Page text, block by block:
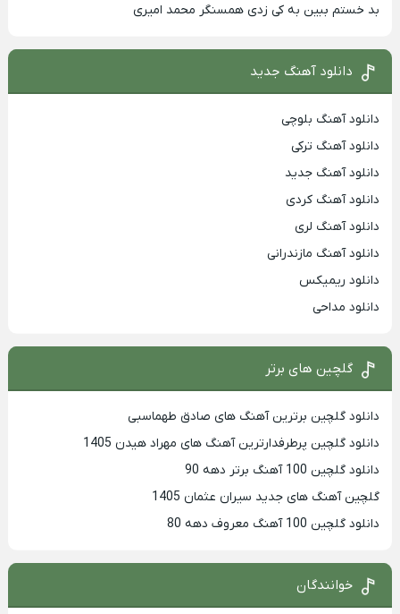
بد خستم ببین به کی زدی همسنگر محمد امیری
دانلود آهنگ جدید
دانلود آهنگ بلوچی
دانلود آهنگ ترکی
دانلود آهنگ جدید
دانلود آهنگ کردی
دانلود آهنگ لری
دانلود آهنگ مازندرانی
دانلود ریمیکس
دانلود مداحی
گلچین های برتر
دانلود گلچین برترین آهنگ های صادق طهماسبی
دانلود گلچین پرطرفدارترین آهنگ های مهراد هیدن 1405
دانلود گلچین 100 آهنگ برتر دهه 90
گلچین آهنگ های جدید سیران عثمان 1405
دانلود گلچین 100 آهنگ معروف دهه 80
خوانندگان